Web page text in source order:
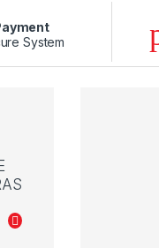
System